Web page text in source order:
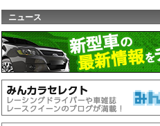
ニュース